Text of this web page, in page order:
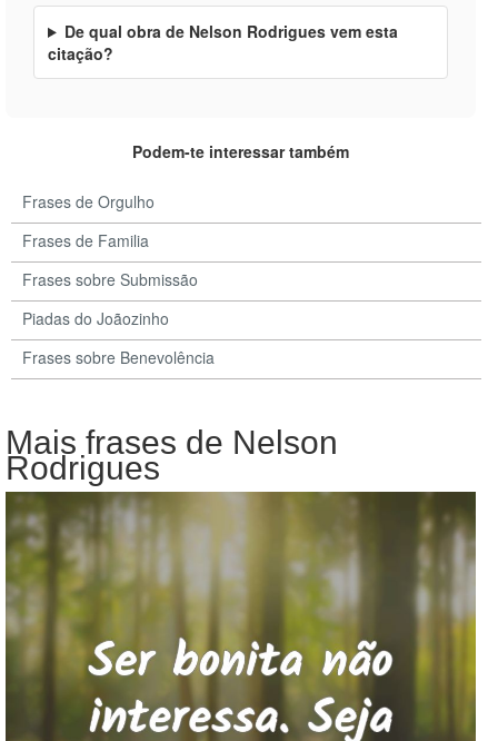
De qual obra de Nelson Rodrigues vem esta
citação?
Podem-te interessar também
Frases de Orgulho
Frases de Familia
Frases sobre Submissão
Piadas do Joãozinho
Frases sobre Benevolência
Mais frases de Nelson
Rodrigues